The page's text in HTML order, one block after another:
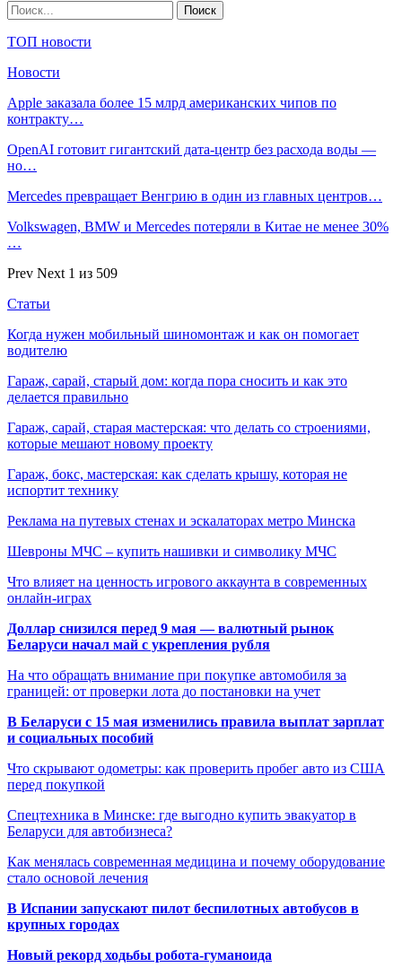
ТОП новости
Новости
Apple заказала более 15 млрд американских чипов по
контракту…
OpenAI готовит гигантский дата-центр без расхода воды —
но…
Mercedes превращает Венгрию в один из главных центров…
Volkswagen, BMW и Mercedes потеряли в Китае не менее 30%
…
Prev Next 1 из 509
Статьи
Когда нужен мобильный шиномонтаж и как он помогает
водителю
Гараж, сарай, старый дом: когда пора сносить и как это
делается правильно
Гараж, сарай, старая мастерская: что делать со строениями,
которые мешают новому проекту
Гараж, бокс, мастерская: как сделать крышу, которая не
испортит технику
Реклама на путевых стенах и эскалаторах метро Минска
Шевроны МЧС – купить нашивки и символику МЧС
Что влияет на ценность игрового аккаунта в современных
онлайн-играх
Доллар снизился перед 9 мая — валютный рынок
Беларуси начал май с укрепления рубля
На что обращать внимание при покупке автомобиля за
границей: от проверки лота до постановки на учет
В Беларуси с 15 мая изменились правила выплат зарплат
и социальных пособий
Что скрывают одометры: как проверить пробег авто из США
перед покупкой
Спецтехника в Минске: где выгодно купить эвакуатор в
Беларуси для автобизнеса?
Как менялась современная медицина и почему оборудование
стало основой лечения
В Испании запускают пилот беспилотных автобусов в
крупных городах
Новый рекорд ходьбы робота-гуманоида